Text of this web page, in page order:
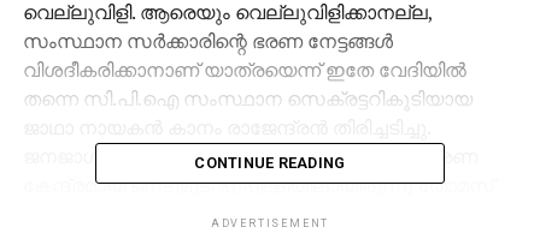
വെല്ലുവിളി. ആരെയും വെല്ലുവിളിക്കാനല്ല,
സംസ്ഥാന സര്‍ക്കാരിന്റെ ഭരണ നേട്ടങ്ങള്‍
വിശദീകരിക്കാനാണ് യാത്രയെന്ന് ഇതേ വേദിയില്‍
തന്നെ സി.പി.ഐ സംസ്ഥാന സെക്രട്ടറികൂടിയായ
ജനജാഗ്രതാ യാത്രയുടെ കുട്ടനാട്ടിലെ സ്വീകരണ
കേന്ദ്രമായ നെടുമുടി പുപ്പള്ളിയിലായിരുന്നു തോമസ്
ചാണ്ടിയുടെ വെല്ലുവിളിയും കാനത്തിന്റെ മറുപടിയും.
CONTINUE READING
ADVERTISEMENT